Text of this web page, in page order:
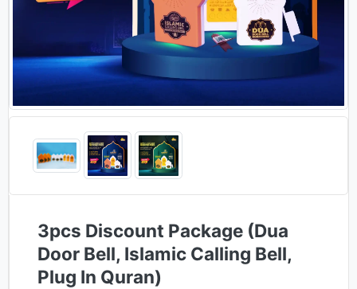
3pcs Discount Package (Dua
Door Bell, Islamic Calling Bell,
Plug In Quran)